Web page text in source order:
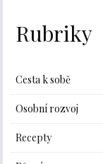
Rubriky
Cesta k sobě
Osobní rozvoj
Recepty